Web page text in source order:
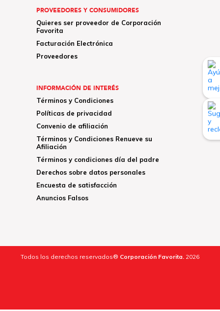
PROVEEDORES Y CONSUMIDORES
Quieres ser proveedor de Corporación
Favorita
Facturación Electrónica
Proveedores
INFORMACIÓN DE INTERÉS
Términos y Condiciones
Políticas de privacidad
Convenio de afiliación
Términos y Condiciones Renueve su
Afiliación
Términos y condiciones día del padre
Derechos sobre datos personales
Encuesta de satisfacción
Anuncios Falsos
Todos los derechos reservados® Corporación Favorita. 2026